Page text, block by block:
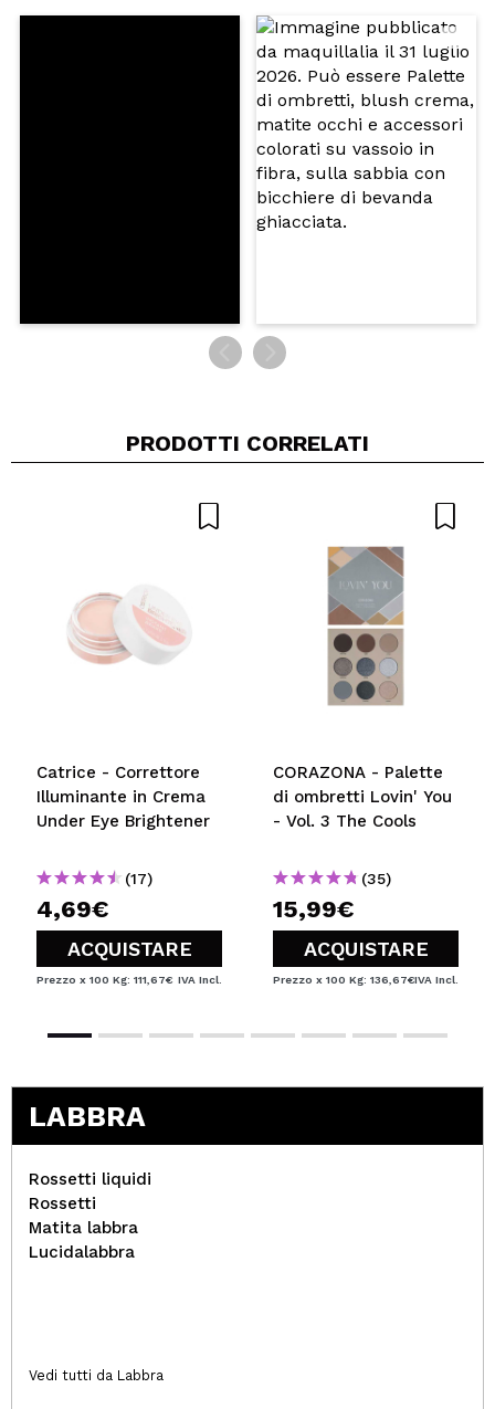
Il tuo video potrebbe essere il primo. Immaginalo...
Consiglieresti questo acquisto? Si No
5/5
INVIA
PRODOTTI CORRELATI
Catrice - Correttore
Illuminante in Crema
Under Eye Brightener
(17)
4,69€
ACQUISTARE
Prezzo x 100 Kg: 111,67€ IVA Incl.
CORAZONA - Palette
di ombretti Lovin' You
- Vol. 3 The Cools
(35)
15,99€
ACQUISTARE
Prezzo x 100 Kg: 136,67€IVA Incl.
LABBRA
Rossetti liquidi
Rossetti
Matita labbra
Lucidalabbra
Vedi tutti da Labbra